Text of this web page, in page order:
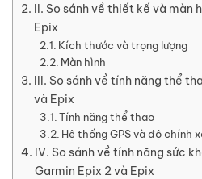
II. So sánh về thiết kế và màn
Epix
Kích thước và trọng lượng
Màn hình
III. So sánh về tính năng thể
và Epix
Tính năng thể thao
Hệ thống GPS và độ chính
IV. So sánh về tính năng sức
Garmin Epix 2 và Epix